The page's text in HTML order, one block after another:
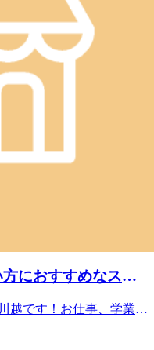
月28日（日）まで
ご購入いただけます。
がございます。 10,000
円（税込）3,000円 ▶︎
Re.Ra.Ku
オンラインで手軽
ッセージを添えて
大切な人にプレゼント
：購入日より4ヶ月後の
スターバックス手前の
「お疲れ様」の気持ちを
残るものもいいけれど、
る時間をプレゼントした
ハッピーなお知らせで
簡単にリラクゼーション
【30％OFF】で買えち
日（土）～6月28日
：ご購入日から4ヶ月後
ただけます！）・利用可
へのご褒美に！ 👔今年
」をプレゼント！今年の
張っているお父さんに、
。」というメッセージと
贈りませんか？このeギ
に住んでいてなかなか会
越です！お仕事、学業共
裏ほぐして快適ストレ
ン作業をしている方が多
半身がだるくなってきて
よね？今回は前かがみに
に１回のペースで腰を
めたバスタオルまたは
付け根にセットする３，
ります!
ご紹介します！
越です！お仕事、学業共
器は必要不可欠な存在と
持ち上げてほぐすと良く
ちしております！埼玉
階【営業時間】10:00～
武東上線/JR川越線 川越
いると首～肩が疲れます
くらいあると言われて
している状態なので疲れ
みに指の腹を軽く当て
後ろの方を指でたどって
におすすめなスト
越です！お仕事、学業共
腿裏の筋肉やお尻の筋肉